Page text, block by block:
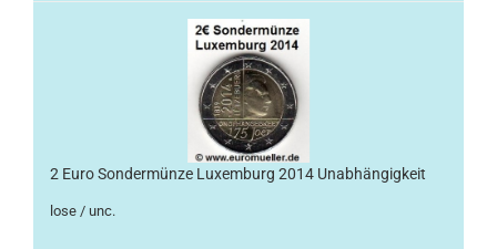
2 Euro Sondermünze Luxemburg 2014 Unabhängigkeit
lose / unc.